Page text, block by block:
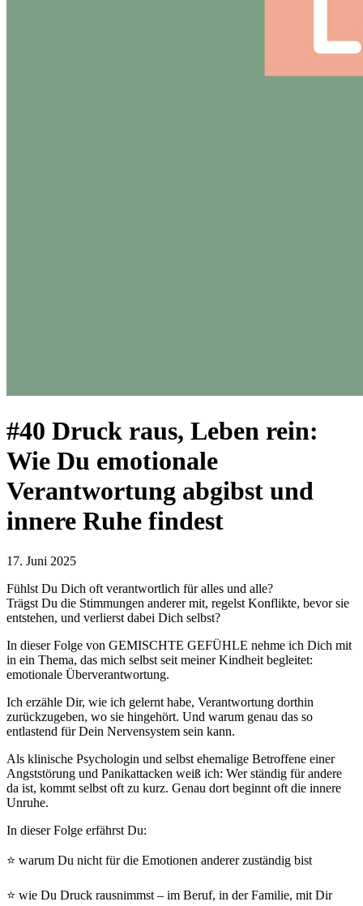
#40 Druck raus, Leben rein:
Wie Du emotionale
Verantwortung abgibst und
innere Ruhe findest
17. Juni 2025
Fühlst Du Dich oft verantwortlich für alles und alle?
Trägst Du die Stimmungen anderer mit, regelst Konflikte, bevor sie
entstehen, und verlierst dabei Dich selbst?
In dieser Folge von GEMISCHTE GEFÜHLE nehme ich Dich mit
in ein Thema, das mich selbst seit meiner Kindheit begleitet:
emotionale Überverantwortung.
Ich erzähle Dir, wie ich gelernt habe, Verantwortung dorthin
zurückzugeben, wo sie hingehört. Und warum genau das so
entlastend für Dein Nervensystem sein kann.
Als klinische Psychologin und selbst ehemalige Betroffene einer
Angststörung und Panikattacken weiß ich: Wer ständig für andere
da ist, kommt selbst oft zu kurz. Genau dort beginnt oft die innere
Unruhe.
In dieser Folge erfährst Du:
⭐ warum Du nicht für die Emotionen anderer zuständig bist
⭐ wie Du Druck rausnimmst – im Beruf, in der Familie, mit Dir